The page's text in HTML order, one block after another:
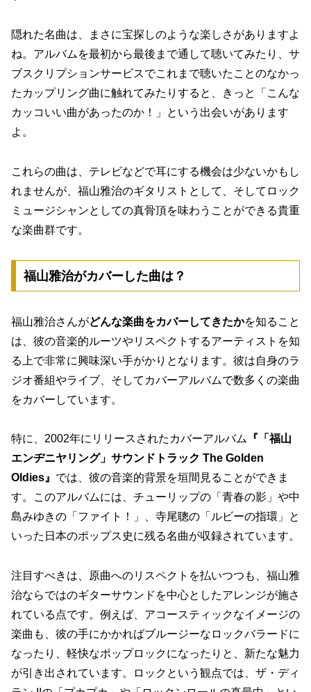
隠れた名曲は、まさに宝探しのような楽しさがありますよ
ね。アルバムを最初から最後まで通して聴いてみたり、サ
ブスクリプションサービスでこれまで聴いたことのなかっ
たカップリング曲に触れてみたりすると、きっと「こんな
カッコいい曲があったのか！」という出会いがあります
よ。
これらの曲は、テレビなどで耳にする機会は少ないかもし
れませんが、 福山雅治のギタリストとして、そしてロック
ミュージシャンとしての真骨頂を味わうことができる貴重
な楽曲群です。
福山雅治がカバーした曲は？
福山雅治さんがどんな楽曲をカバーしてきたかを知ること
は、彼の音楽的ルーツやリスペクトするアーティストを知
る上で非常に興味深い手がかりとなります。彼は自身のラ
ジオ番組やライブ、そしてカバーアルバムで数多くの楽曲
をカバーしています。
特に、2002年にリリースされたカバーアルバム
『「福山
エンヂニヤリング」サウンドトラック The Golden
Oldies』 では、彼の音楽的背景を垣間見ることができま
す。このアルバムには、チューリップの「青春の影」や中
島みゆきの「ファイト！」、寺尾聰の「ルビーの指環」と
いった日本のポップス史に残る名曲が収録されています。
注目すべきは、原曲へのリスペクトを払いつつも、 福山雅
治ならではのギターサウンドを中心としたアレンジが施さ
れている点です。例えば、アコースティックなイメージの
楽曲も、彼の手にかかればブルージーなロックバラードに
なったり、軽快なポップロックになったりと、新たな魅力
が引き出されています。ロックという観点では、ザ・ディ